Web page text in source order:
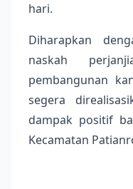
hari.
Diharapkan
naskah
pembangunan
segera
dampak positif
Kecamatan